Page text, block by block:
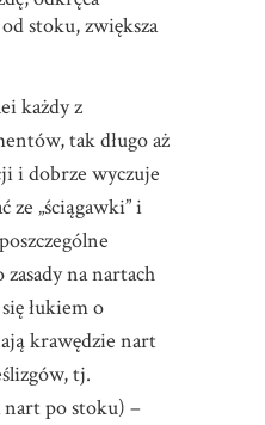
stoku, zwiększa
każdy z
tak długo aż
i dobrze wyczuje
„ściągawki” i
na nartach
łukiem o
krawędzie nart
tj.
po stoku) –